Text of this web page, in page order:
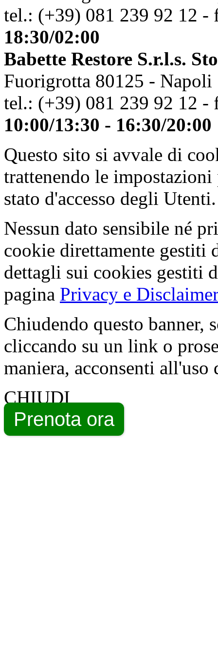
tel.: (+39) 081 239 92 12 -
18:30/02:00
Babette Restore S.r.l.s.
Fuorigrotta 80125 - Napoli
tel.: (+39) 081 239 92 12 -
10:00/13:30 - 16:30/20:00
Questo sito si avvale di
trattenendo le
stato d'accesso degli Utenti.
Nessun dato sensibile né
cookie direttamente gestiti
dettagli sui cookies gestiti
pagina Privacy e Disclaimer
Chiudendo questo banner,
cliccando su un link o
maniera, acconsenti all'uso
CHIUDI
Prenota ora